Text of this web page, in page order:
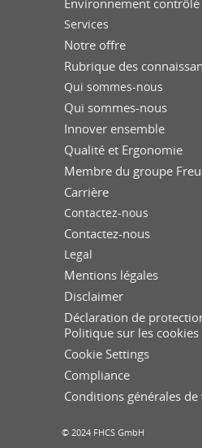
Services
Notre offre
Rubrique des
Qui sommes-nous
Qui sommes-nous
Innover ensemble
Qualité et Ergonomie
Membre du groupe
Carrière
Contactez-nous
Contactez-nous
Legal
Mentions légales
Disclaimer
Déclaration de
Politique sur les cookies
Cookie Settings
Compliance
Conditions générales de
© 2024 FHCS GmbH